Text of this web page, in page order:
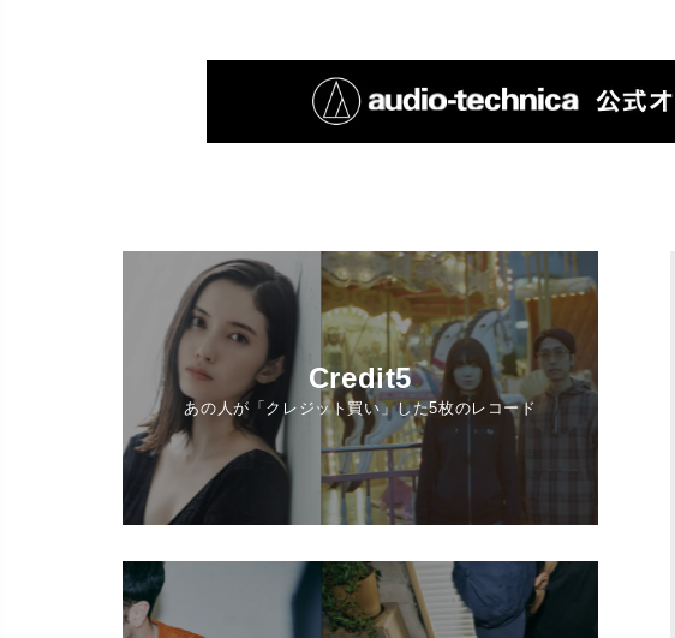
Credit5
あの人が「クレジット買い」した5枚のレコード